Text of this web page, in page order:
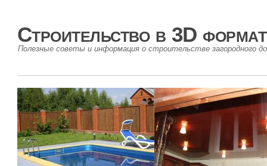
Строительство в 3D
Полезные советы и информация о строительстве загородного